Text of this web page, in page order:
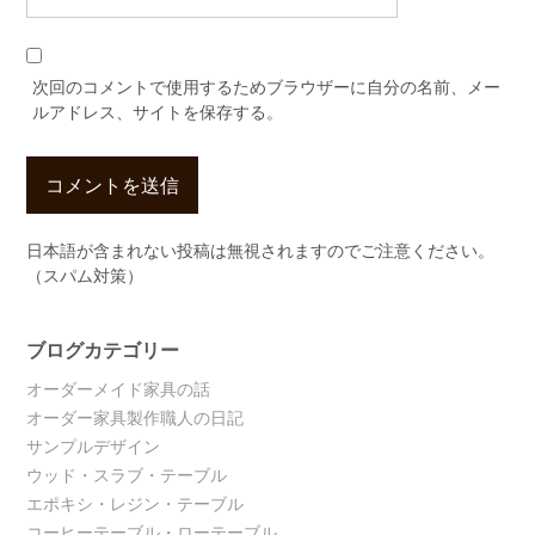
次回のコメントで使用するためブラウザーに自分の名前、メー
ルアドレス、サイトを保存する。
日本語が含まれない投稿は無視されますのでご注意ください。
（スパム対策）
ブログカテゴリー
オーダーメイド家具の話
オーダー家具製作職人の日記
サンプルデザイン
ウッド・スラブ・テーブル
エポキシ・レジン・テーブル